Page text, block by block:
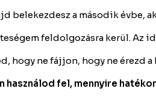
belekezdesz a második évbe,
feldolgozásra kerül. Az
ne fájjon, hogy ne érezd
fel, mennyire